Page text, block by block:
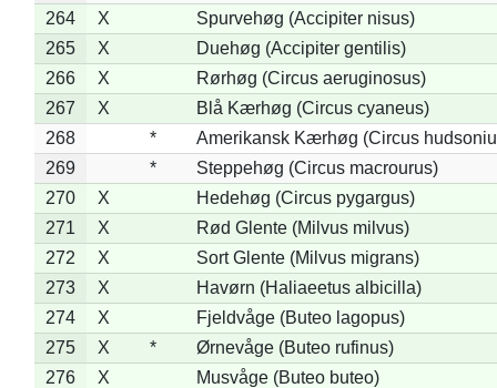
264
X
Spurvehøg (Accipiter nisus)
265
X
Duehøg (Accipiter gentilis)
266
X
Rørhøg (Circus aeruginosus)
267
X
Blå Kærhøg (Circus cyaneus)
268
*
Amerikansk Kærhøg (Circus
269
*
Steppehøg (Circus macrourus)
270
X
Hedehøg (Circus pygargus)
271
X
Rød Glente (Milvus milvus)
272
X
Sort Glente (Milvus migrans)
273
X
Havørn (Haliaeetus albicilla)
274
X
Fjeldvåge (Buteo lagopus)
275
X *
Ørnevåge (Buteo rufinus)
276
X
Musvåge (Buteo buteo)